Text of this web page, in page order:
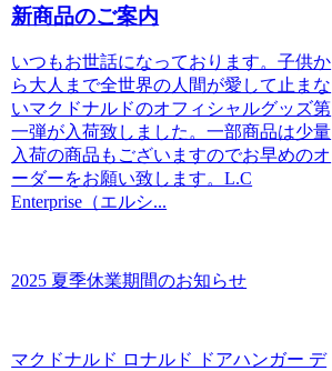
新商品のご案内
いつもお世話になっております。子供か
ら大人まで全世界の人間が愛して止まな
いマクドナルドのオフィシャルグッズ第
一弾が入荷致しました。一部商品は少量
入荷の商品もございますのでお早めのオ
ーダーをお願い致します。L.C
Enterprise（エルシ...
2025 夏季休業期間のお知らせ
マクドナルド ロナルド ドアハンガー デ